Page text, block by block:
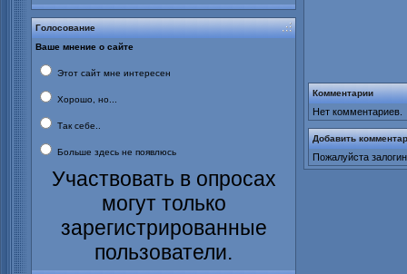
Голосование
Ваше мнение о сайте
Этот сайт мне интересен
Хорошо, но...
Так себе..
Больше здесь не появлюсь
Участвовать в опросах
могут только
зарегистрированные
пользователи.
Комментарии
Нет комментариев.
Добавить
Пожалуйста